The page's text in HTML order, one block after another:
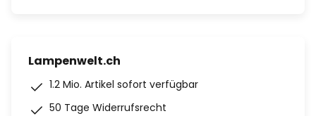
Lampenwelt.ch
1.2 Mio. Artikel sofort verfügbar
50 Tage Widerrufsrecht